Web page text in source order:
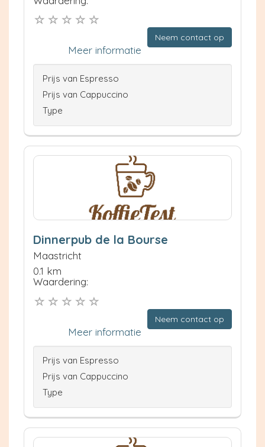
Neem contact op
Meer informatie
Prijs van Espresso
Prijs van Cappuccino
Type
Dinnerpub de la Bourse
Maastricht
0.1 km
Waardering:
Neem contact op
Meer informatie
Prijs van Espresso
Prijs van Cappuccino
Type